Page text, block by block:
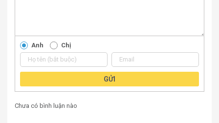
Anh Chị
GỬI
Chưa có bình luận nào